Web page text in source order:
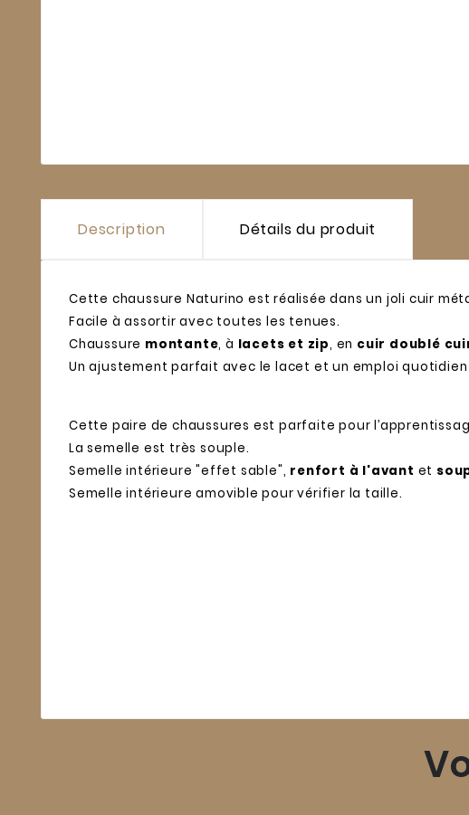
Description Détails du produit
Cette chaussure Naturino est réalisée dans un joli cuir
Facile à assortir avec toutes les tenues.
Chaussure montante, à lacets et zip, en cuir doublé
Un ajustement parfait avec le lacet et un emploi
Cette paire de chaussures est parfaite pour
La semelle est très souple.
Semelle intérieure "effet sable", renfort à l'avant et
Semelle intérieure amovible pour vérifier la taille.